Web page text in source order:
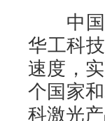
中国
华工科
速度，
个国家
科激光